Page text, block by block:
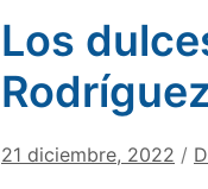
Los
21 diciembre, 2022 /